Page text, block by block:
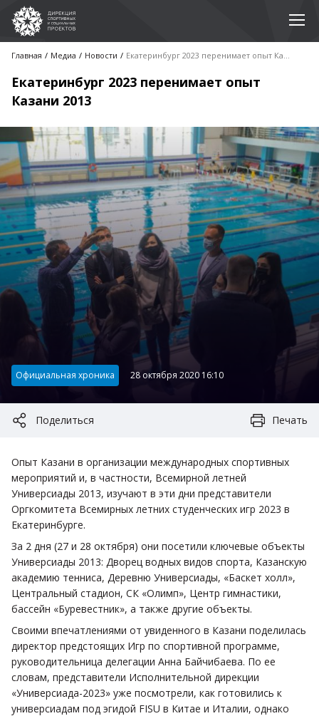
Главная Медиа Новости Екатеринбург 2023 перенимает опыт Казани 2013
Екатеринбург 2023 перенимает опыт
Казани 2013
Категория:
Официальная хроника 28 октября 2020 16:10
Поделиться Печать
Опыт Казани в организации международных спортивных
мероприятий и, в частности, Всемирной летней
Универсиады 2013, изучают в эти дни представители
Оргкомитета Всемирных летних студенческих игр 2023 в
Екатеринбурге.
За 2 дня (27 и 28 октября) они посетили ключевые объекты
Универсиады 2013: Дворец водных видов спорта, Казанскую
академию тенниса, Деревню Универсиады, «Баскет холл»,
Центральный стадион, СК «Олимп», Центр гимнастики,
бассейн «Буревестник», а также другие объекты.
Своими впечатлениями от увиденного в Казани поделилась
директор предстоящих Игр по спортивной программе,
руководительница делегации Анна Байчибаева. По ее
словам, представители Исполнительной дирекции
«Универсиада-2023» уже посмотрели, как готовились к
универсиадам под эгидой FISU в Китае и Италии, однако